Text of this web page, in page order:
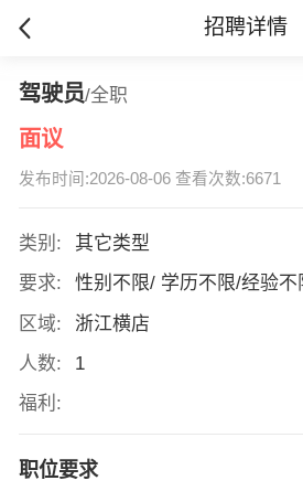
招聘详情
驾驶员/全职
面议
发布时间:2026-08-06 查看次数:6671
类别:
其它类型
要求:
性别不限/ 学历不限/经验不
区域:
浙江横店
人数:
1
福利:
职位要求